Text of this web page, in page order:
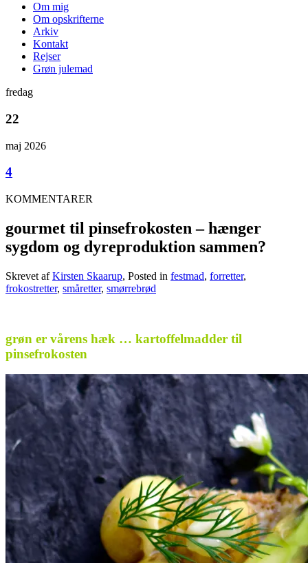
Om mig
Om opskrifterne
Arkiv
Kontakt
Rejser
Grøn julemad
fredag
22
maj 2026
4
KOMMENTARER
gourmet til pinsefrokosten – hænger
sygdom og dyreproduktion sammen?
Skrevet afKirsten Skaarup, Posted in festmad, forretter,
frokostretter, småretter, smørrebrød
grøn er vårens hæk … kartoffelmadder til
pinsefrokosten